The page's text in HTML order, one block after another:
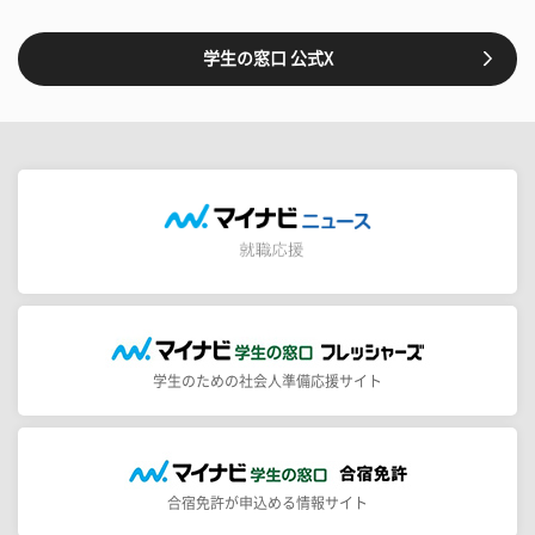
学生の窓口 公式X
学生のための社会人準備応援サイト
合宿免許が申込める情報サイト